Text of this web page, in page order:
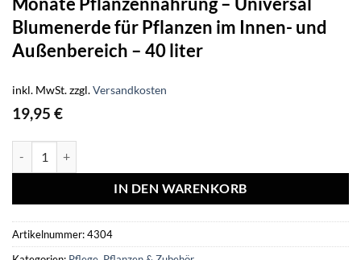
Blumenerde für Pflanzen im Innen- und
Außenbereich – 40 liter
inkl. MwSt.zzgl.Versandkosten
19,95 €
IN DEN WARENKORB
Artikelnummer:4304